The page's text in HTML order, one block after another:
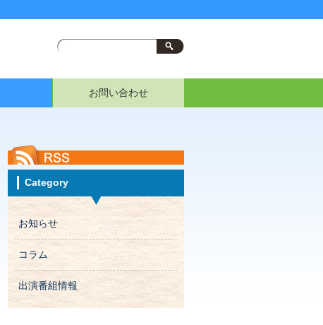
お問い合わせ
Category
お知らせ
コラム
出演番組情報